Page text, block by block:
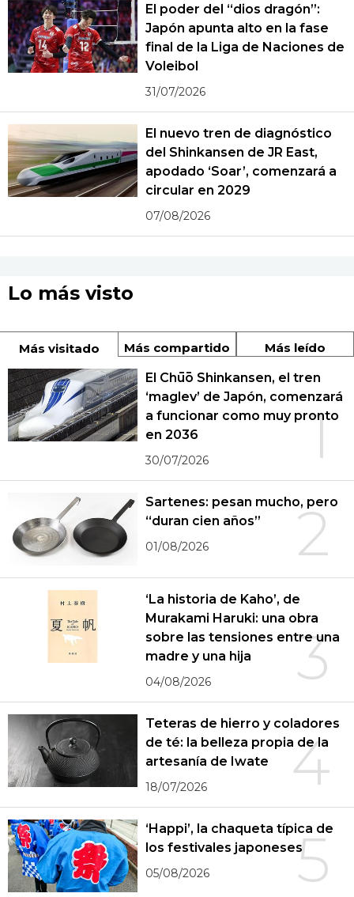
El poder del “dios dragón”:
Japón apunta alto en la fase
final de la Liga de Naciones de
Voleibol
31/07/2026
El nuevo tren de diagnóstico
del Shinkansen de JR East,
apodado ‘Soar’, comenzará a
circular en 2029
07/08/2026
Lo más visto
Más visitado Más compartido Más leído
1
El Chūō Shinkansen, el tren
‘maglev’ de Japón, comenzará
a funcionar como muy pronto
en 2036
30/07/2026
2
Sartenes: pesan mucho, pero
“duran cien años”
01/08/2026
3
‘La historia de Kaho’, de
Murakami Haruki: una obra
sobre las tensiones entre una
madre y una hija
04/08/2026
4
Teteras de hierro y coladores
de té: la belleza propia de la
artesanía de Iwate
18/07/2026
5
‘Happi’, la chaqueta típica de
los festivales japoneses
05/08/2026